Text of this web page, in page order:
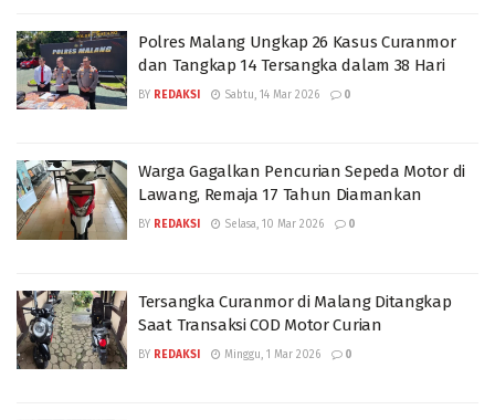
Polres Malang Ungkap 26 Kasus Curanmor
dan Tangkap 14 Tersangka dalam 38 Hari
BY REDAKSI Sabtu, 14 Mar 2026 0
Warga Gagalkan Pencurian Sepeda Motor di
Lawang, Remaja 17 Tahun Diamankan
BY REDAKSI Selasa, 10 Mar 2026 0
Tersangka Curanmor di Malang Ditangkap
Saat Transaksi COD Motor Curian
BY REDAKSI Minggu, 1 Mar 2026 0